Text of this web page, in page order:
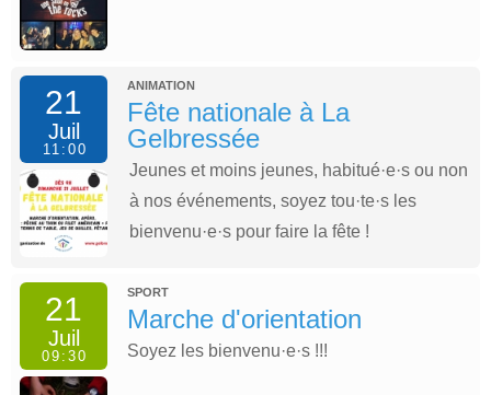
21
Juil
11:00
ANIMATION
Fête nationale à La
Gelbressée
Jeunes et moins jeunes, habitué·e·s ou non
à nos événements, soyez tou·te·s les
bienvenu·e·s pour faire la fête !
21
Juil
09:30
SPORT
Marche d'orientation
Soyez les bienvenu·e·s !!!